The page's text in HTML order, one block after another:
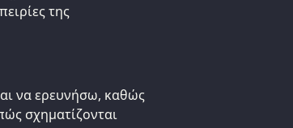
της
να ερευνήσω, καθώς
σχηματίζονται